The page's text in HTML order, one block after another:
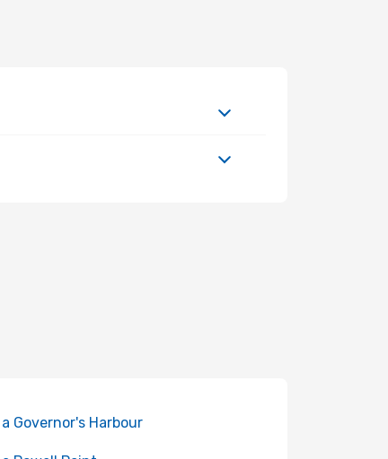
Governor's Harbour